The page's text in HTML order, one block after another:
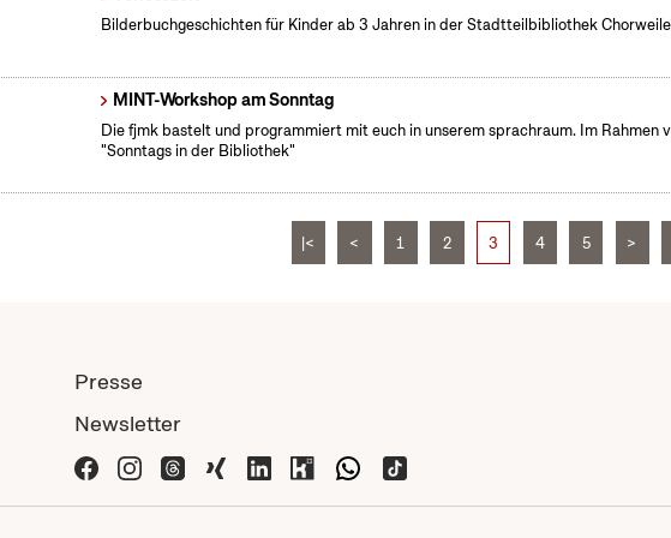
Bilderbuchgeschichten für Kinder ab 3 Jahren in der Stadtteilbibliothek
MINT-Workshop am Sonntag
Die fjmk bastelt und programmiert mit euch in unserem sprachraum. Im Rahmen
"Sonntags in der Bibliothek"
|< < 1 2 3 4 5 >
Presse
Newsletter